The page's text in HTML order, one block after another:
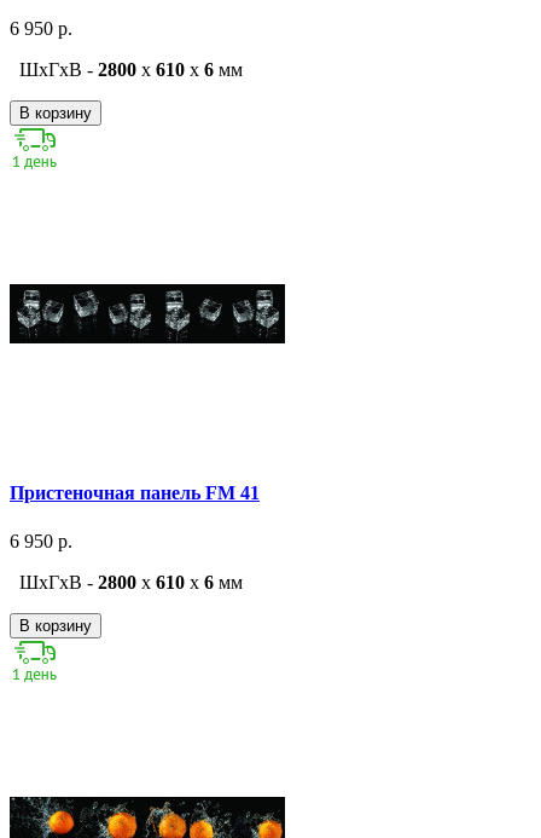
6 950 р.
ШxГxВ - 2800 x 610 x 6 мм
В корзину
Пристеночная панель FM 41
6 950 р.
ШxГxВ - 2800 x 610 x 6 мм
В корзину